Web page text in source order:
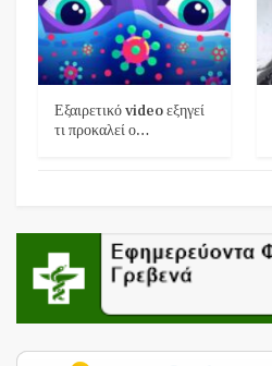
Εξαιρετικό video εξηγεί
τι προκαλεί ο…